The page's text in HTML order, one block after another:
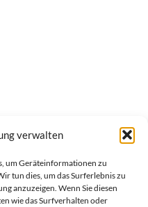
verwalten
um Geräteinformationen zu
tun dies, um das Surferlebnis zu
anzuzeigen. Wenn Sie diesen
wie das Surfverhalten oder